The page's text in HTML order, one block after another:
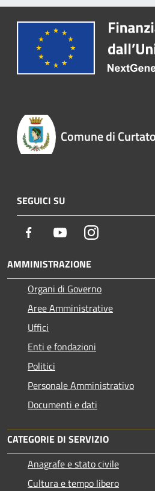
Comune di
SEGUICI SU
Facebook YoutubeInstagram
AMMINISTRAZIONE
Organi di Governo
Aree Amministrative
Uffici
Enti e fondazioni
Politici
Personale Amministrativo
Documenti e dati
CATEGORIE DI SERVIZIO
Anagrafe e stato civile
Cultura e tempo libero